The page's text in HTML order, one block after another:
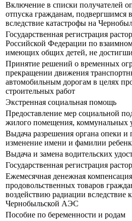
Включение в списки получателей
отпуска гражданам, подвергшимся
вследствие катастрофы на
Государственная регистрация
Российской Федерации по
имеющих общих детей, не
Принятие решений о временных
прекращении движения
автомобильным дорогам в целях
строительных работ
Экстренная социальная помощь
Предоставление мер социальной
жилого помещения, коммунальных
Выдача разрешения органа опеки и
изменение имени и фамилии
Выдача и замена водительских
Государственная регистрация
Ежемесячная денежная
продовольственных товаров
воздействию радиации вследствие
Чернобыльской АЭС
Пособие по беременности и родам